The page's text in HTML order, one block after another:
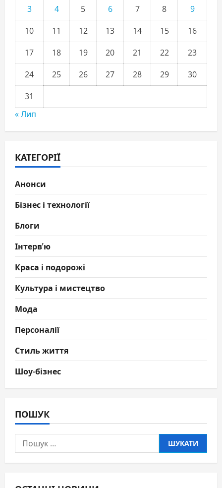
3
4 5 6 7 8
9
10
11 12 13 14 15
16
17
18 19 20 21 22
23
24
25 26 27 28 29
30
31
« Лип
КАТЕГОРІЇ
Анонси
Бізнес і технології
Блоги
Інтерв'ю
Краса і подорожі
Культура і мистецтво
Мода
Персоналії
Стиль життя
Шоу-бізнес
ПОШУК
Пошук: